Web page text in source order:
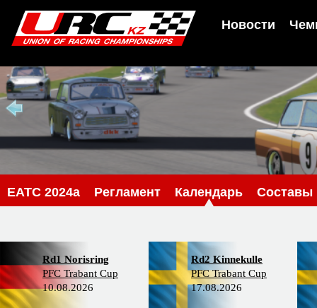
Новости
EATC 2024a Регламент Календарь Составы
Rd1 Norisring
PFC Trabant Cup
10.08.2026
Rd2 Kinnekulle
PFC Trabant Cup
17.08.2026